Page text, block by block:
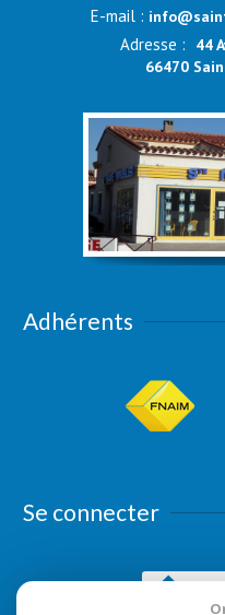
E-mail :
Adresse :
44
66470
Adhérents
Se connecter